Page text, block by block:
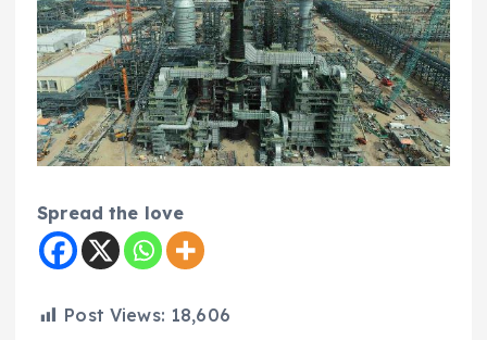
Spread the love
Post Views: 18,606